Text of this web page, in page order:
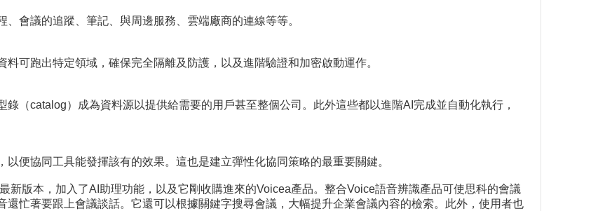
會議的追蹤、筆記、與周邊服務、雲端廠商的連線等等。
可跑出特定領域，確保完全隔離及防護，以及進階驗證和加密啟動運作。
（catalog）成為資料源以提供給需要的用戶甚至整個公司。此外這些都以進階AI完成並自動化執行，
便協同工具能發揮該有的效果。這也是建立彈性化協同策略的最重要關鍵。
新版本，加入了AI助理功能，以及它剛收購進來的Voicea產品。整合Voice語音辨識產品可使思科的會議
忙著要跟上會議談話。它還可以根據關鍵字搜尋會議，大幅提升企業會議內容的檢索。此外，使用者也